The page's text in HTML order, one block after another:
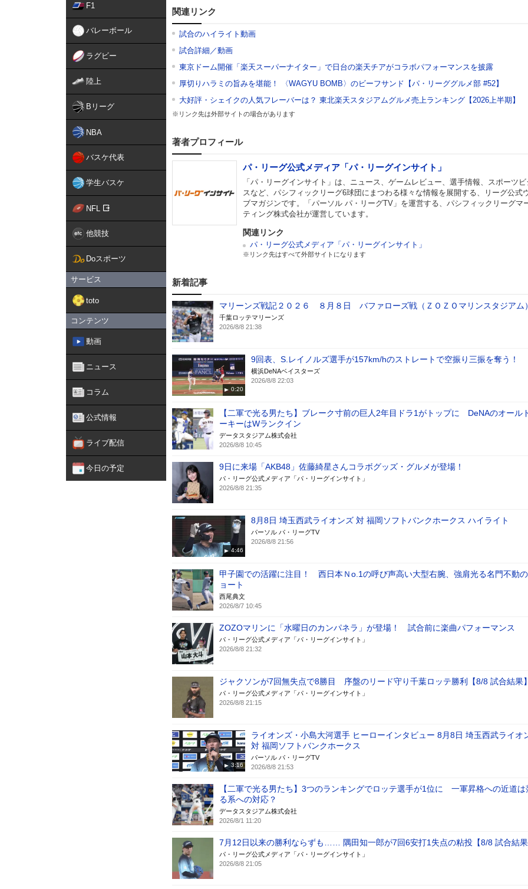
F1
バレーボール
ラグビー
陸上
Bリーグ
NBA
バスケ代表
学生バスケ
NFL
他競技
Doスポーツ
サービス
toto
コンテンツ
動画
ニュース
コラム
公式情報
ライブ配信
今日の予定
関連リンク
試合のハイライト動画
試合詳細／動画
東京ドーム開催「楽天スーパーナイター」で日台の楽天チアがコラボパフォーマンスを披露
厚切りハラミの旨みを堪能！ 〈WAGYU BOMB〉のビーフサンド【パ・リーググルメ部 #52】
大好評・シェイクの人気フレーバーは？ 東北楽天スタジアムグルメ売上ランキング【2026上半期】
※リンク先は外部サイトの場合があります
著者プロフィール
パ・リーグ公式メディア「パ・リーグインサイト」
「パ・リーグインサイト」は、ニュース、ゲームレビュー、選手情報、スポーツビ
スなど、パシフィックリーグ6球団にまつわる様々な情報を展開する、リーグ公式
ブマガジンです。「パーソル パ・リーグTV」を運営する、パシフィックリーグマ
ティング株式会社が運営しています。
関連リンク
パ・リーグ公式メディア「パ・リーグインサイト」
※リンク先はすべて外部サイトになります
新着記事
マリーンズ戦記２０２６ ８月８日 バファローズ戦（ＺＯＺＯマリンスタジア
千葉ロッテマリーンズ
2026/8/8 21:38
0:20
9回表、S.レイノルズ選手が157km/hのストレートで空振り三振を奪う！
横浜DeNAベイスターズ
2026/8/8 22:03
【二軍で光る男たち】ブレーク寸前の巨人2年目ドラ1がトップに DeNAのオール
ーキーはWランクイン
データスタジアム株式会社
2026/8/8 10:45
9日に来場「AKB48」佐藤綺星さんコラボグッズ・グルメが登場！
パ・リーグ公式メディア「パ・リーグインサイト」
2026/8/8 21:35
4:46
8月8日 埼玉西武ライオンズ 対 福岡ソフトバンクホークス ハイライト
パーソル パ・リーグTV
2026/8/8 21:56
甲子園での活躍に注目！ 西日本Ｎo.1の呼び声高い大型右腕、強肩光る名門不動
ョート
西尾典文
2026/8/7 10:45
ZOZOマリンに「水曜日のカンパネラ」が登場！ 試合前に楽曲パフォーマンス
パ・リーグ公式メディア「パ・リーグインサイト」
2026/8/8 21:32
ジャクソンが7回無失点で8勝目 序盤のリード守り千葉ロッテ勝利【8/8 試合結果】
パ・リーグ公式メディア「パ・リーグインサイト」
2026/8/8 21:15
3:16
ライオンズ・小島大河選手 ヒーローインタビュー 8月8日 埼玉西武ライオ
対 福岡ソフトバンクホークス
パーソル パ・リーグTV
2026/8/8 21:53
【二軍で光る男たち】3つのランキングでロッテ選手が1位に 一軍昇格への近道は
る系への対応？
データスタジアム株式会社
2026/8/1 11:20
7月12日以来の勝利ならずも…… 隅田知一郎が7回6安打1失点の粘投【8/8 試合結果
パ・リーグ公式メディア「パ・リーグインサイト」
2026/8/8 21:05